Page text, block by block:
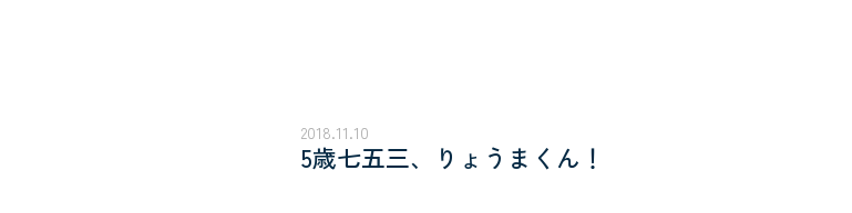
2018.11.10
5歳七五三、りょうまくん！